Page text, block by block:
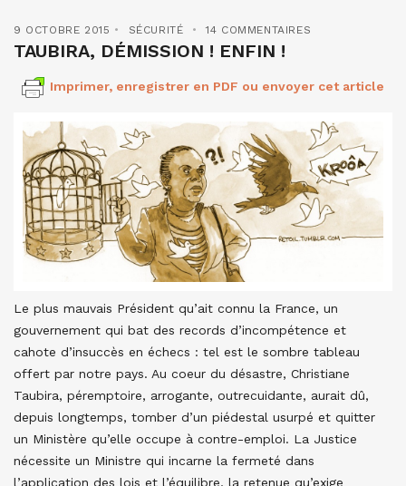
9 OCTOBRE 2015 SÉCURITÉ 14 COMMENTAIRES
TAUBIRA, DÉMISSION ! ENFIN !
Imprimer, enregistrer en PDF ou envoyer cet article
Le plus mauvais Président qu’ait connu la France, un
gouvernement qui bat des records d’incompétence et
cahote d’insuccès en échecs : tel est le sombre tableau
offert par notre pays. Au coeur du désastre, Christiane
Taubira, péremptoire, arrogante, outrecuidante, aurait dû,
depuis longtemps, tomber d’un piédestal usurpé et quitter
un Ministère qu’elle occupe à contre-emploi. La Justice
nécessite un Ministre qui incarne la fermeté dans
l’application des lois et l’équilibre, la retenue qu’exige